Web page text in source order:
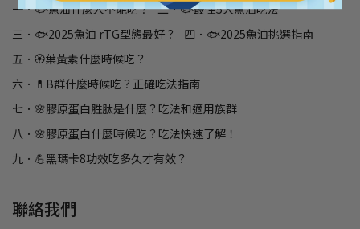
一．🐟魚油什麼人不能吃？ 二．🐟最佳5大魚油吃法
三．🐟2025魚油 rTG型態最好？
四．🐟2025魚油挑選指南
五．🏵️葉黃素什麼時候吃？
六．💊B群什麼時候吃？正確吃法指南
七．🌸膠原蛋白胜肽是什麼？吃法和適用族群
八．🌸膠原蛋白什麼時候吃？吃法快速了解！
九．💪黑瑪卡8功效吃多久才有效？
聯絡我們